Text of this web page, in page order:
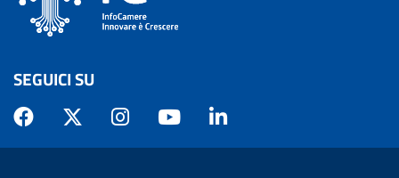
SEGUICI SU